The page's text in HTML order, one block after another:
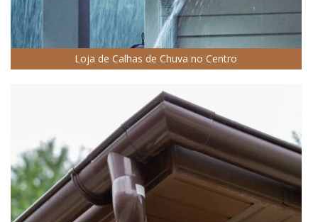
Loja de Calhas de Chuva no Centro